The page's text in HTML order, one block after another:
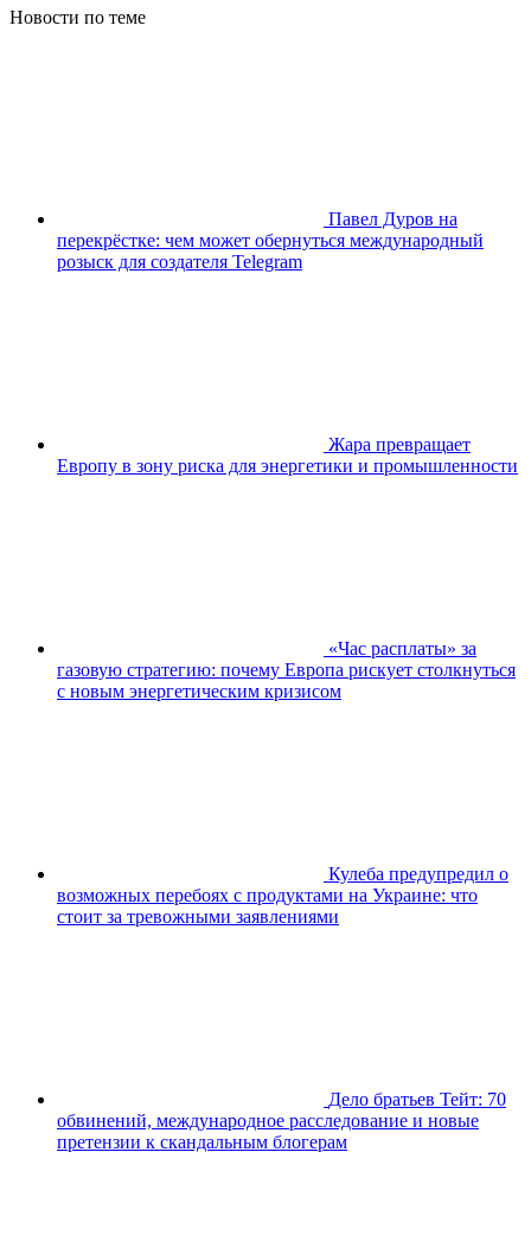
Новости по теме
Павел Дуров на
перекрёстке: чем может обернуться международный
розыск для создателя Telegram
Жара превращает
Европу в зону риска для энергетики и промышленности
«Час расплаты» за
газовую стратегию: почему Европа рискует столкнуться
с новым энергетическим кризисом
Кулеба предупредил о
возможных перебоях с продуктами на Украине: что
стоит за тревожными заявлениями
Дело братьев Тейт: 70
обвинений, международное расследование и новые
претензии к скандальным блогерам